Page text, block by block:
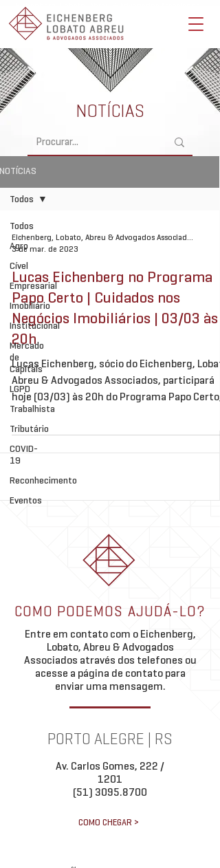
Eichenberg, Lobato, Abreu & Advogados Associados -
Advocacia Full Service
NOTÍCIAS
Todos
Agro
Cível
Empresarial
Imobiliário
Institucional
Mercado
de
Capitais
LGPD
Trabalhista
Tributário
COVID-
19
Reconhecimento
Eventos
Todos
Eichenberg, Lobato, Abreu & Advogados Associados
3 de mar. de 2023
Lucas Eichenberg no Programa
Papo Certo | Cuidados nos
Negócios Imobiliários | 03/03 às
20h
Lucas Eichenberg, sócio do Eichenberg,
Abreu & Advogados Associados, participará
hoje (03/03) às 20h do Programa Papo Certo,
da...
NOTÍCIAS
PORTO ALEGRE | RS
Av. Carlos Gomes, 222 /
1201
(51) 3095.8700
COMO CHEGAR >
COMO PODEMOS AJUDÁ-LO?
Entre em contato com o Eichenberg,
Lobato, Abreu & Advogados
Associados através dos telefones ou
acesse a página de contato para
enviar uma mensagem.